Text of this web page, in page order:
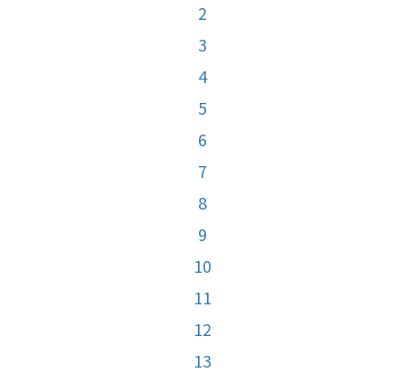
2
3
4
5
6
7
8
9
10
11
12
13